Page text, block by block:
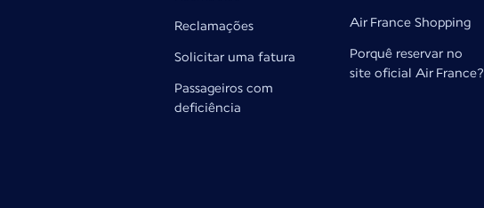
Reclamações
Solicitar uma fatura
Passageiros com
deficiência
Air France Shopping
Porquê reservar no
site oficial Air France?